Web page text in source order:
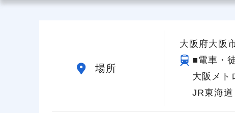
場所
大阪府大阪
■電車・
大阪メト
JR東海